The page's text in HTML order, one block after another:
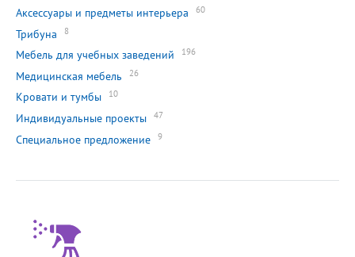
Аксессуары и предметы интерьера 60
Трибуна 8
Мебель для учебных заведений 196
Медицинская мебель 26
Кровати и тумбы 10
Индивидуальные проекты 47
Специальное предложение 9